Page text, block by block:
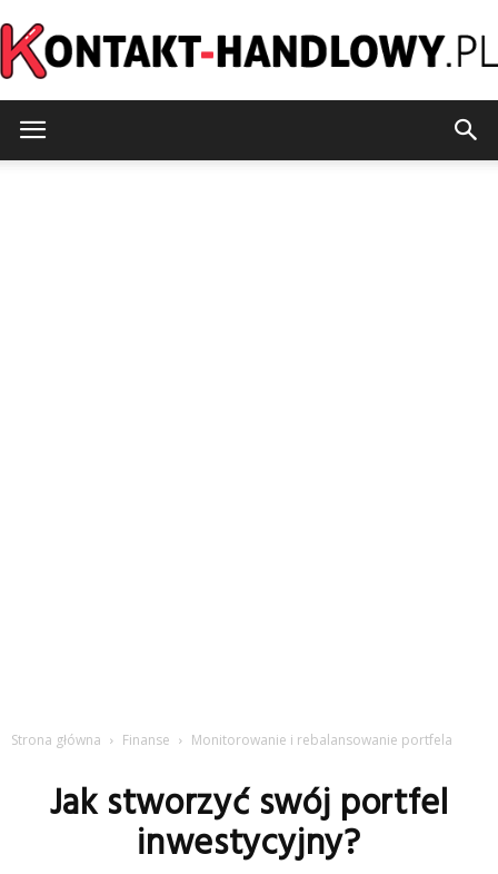
Strona główna Finanse Monitorowanie i rebalansowanie portfela
Jak stworzyć swój portfel
inwestycyjny?